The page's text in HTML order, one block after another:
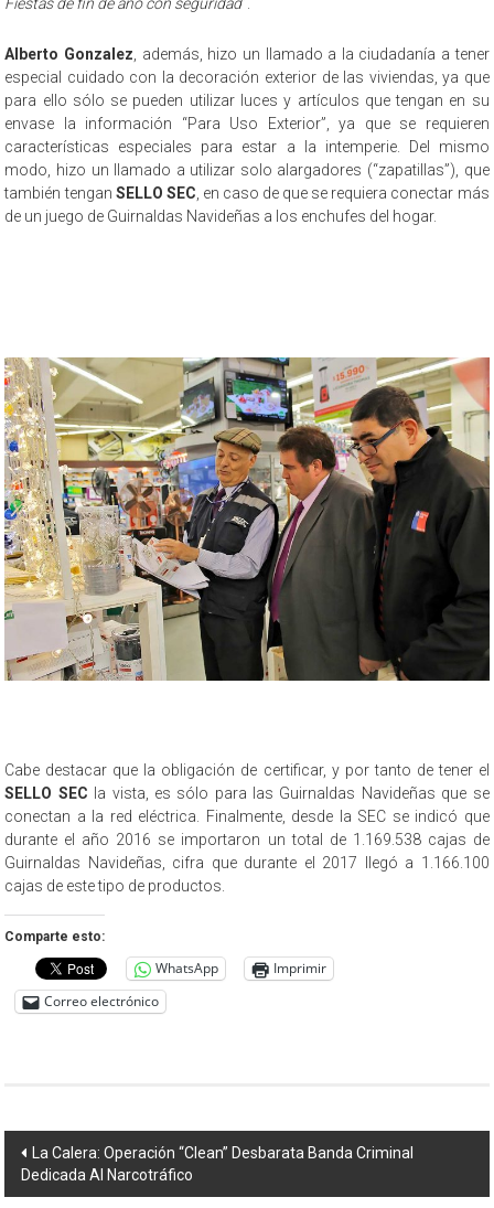
Alberto Gonzalez , además, hizo un llamado a la ciudadanía a tener
especial cuidado con la decoración exterior de las viviendas, ya que
para ello sólo se pueden utilizar luces y artículos que tengan en su
envase la información “Para Uso Exterior”, ya que se requieren
características especiales para estar a la intemperie. Del mismo
modo, hizo un llamado a utilizar solo alargadores (“zapatillas”), que
también tengan SELLO SEC , en caso de que se requiera conectar más
de un juego de Guirnaldas Navideñas a los enchufes del hogar.
Cabe destacar que la obligación de certificar, y por tanto de tener el
SELLO SEC la vista, es sólo para las Guirnaldas Navideñas que se
conectan a la red eléctrica. Finalmente, desde la SEC se indicó que
durante el año 2016 se importaron un total de 1.169.538 cajas de
Guirnaldas Navideñas, cifra que durante el 2017 llegó a 1.166.100
cajas de este tipo de productos.
Comparte esto:
WhatsApp
Imprimir
Correo electrónico
Navegación
de
La Calera: Operación “Clean” Desbarata Banda Criminal
Dedicada Al Narcotráfico